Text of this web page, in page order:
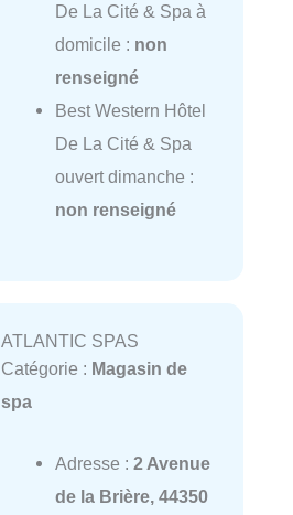
De La Cité & Spa à
domicile : non
renseigné
Best Western Hôtel
De La Cité & Spa
ouvert dimanche :
non renseigné
ATLANTIC SPAS
Catégorie : Magasin de
spa
Adresse : 2 Avenue
de la Brière, 44350